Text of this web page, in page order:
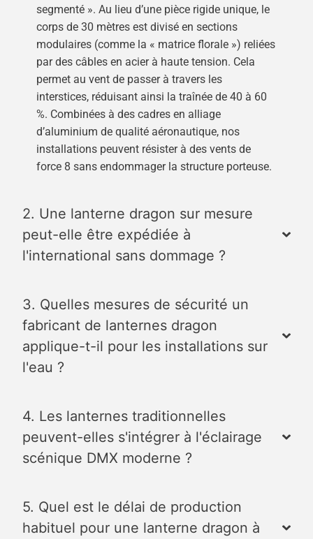
segmenté ». Au lieu d’une pièce rigide unique, le
corps de 30 mètres est divisé en sections
modulaires (comme la « matrice florale ») reliées
par des câbles en acier à haute tension. Cela
permet au vent de passer à travers les
interstices, réduisant ainsi la traînée de 40 à 60
%. Combinées à des cadres en alliage
d’aluminium de qualité aéronautique, nos
installations peuvent résister à des vents de
force 8 sans endommager la structure porteuse.
2. Une lanterne dragon sur mesure
peut-elle être expédiée à
l'international sans dommage ?
3. Quelles mesures de sécurité un
fabricant de lanternes dragon
applique-t-il pour les installations sur
l'eau ?
4. Les lanternes traditionnelles
peuvent-elles s'intégrer à l'éclairage
scénique DMX moderne ?
5. Quel est le délai de production
habituel pour une lanterne dragon à